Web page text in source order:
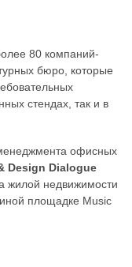
80 компаний-
бюро, которые
стендах, так и в
офисных
Design Dialogue
жилой недвижимости
площадке Music